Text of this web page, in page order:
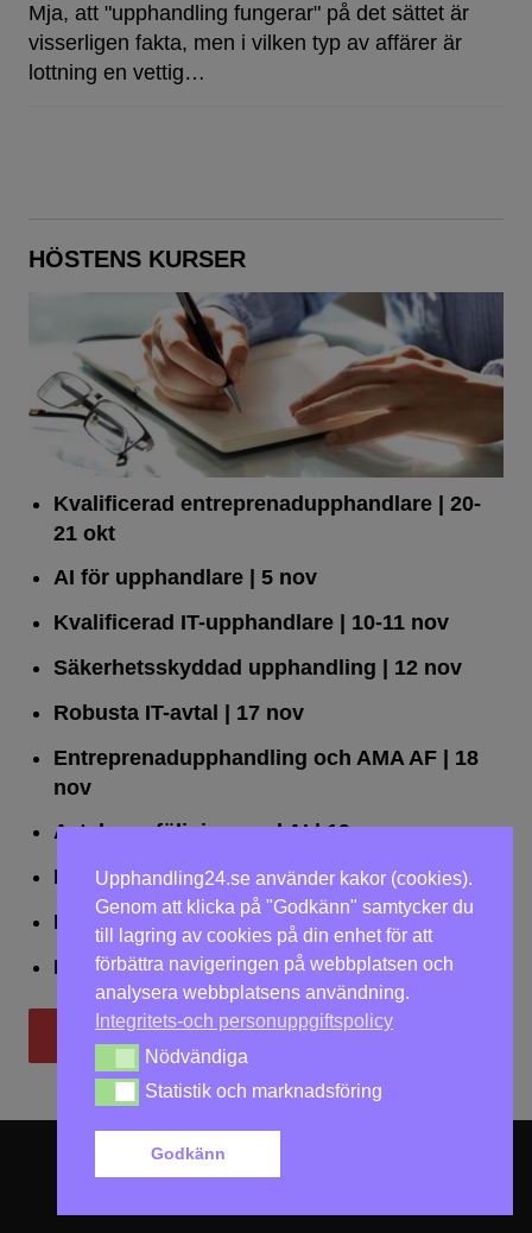
Mja, att "upphandling fungerar" på det sättet är
visserligen fakta, men i vilken typ av affärer är
lottning en vettig…
HÖSTENS KURSER
Kvalificerad entreprenad­upphandlare | 20-
21 okt
AI för upphandlare| 5 nov
Kvalificerad IT-upphandlare| 10-11 nov
Säkerhetsskyddad upphandling | 12 nov
Robusta IT-avtal | 17 nov
Entreprenadupphandling och AMA AF| 18
nov
Avtalsuppföljning med AI| 19 nov
Leda upphandlingar effektivt| 25 nov
Dialogförfaranden | 26 nov
LOU på två dagar| 2-3 dec
Till utbildningar
Upphandling24.se använder kakor (cookies).
Genom att klicka på "Godkänn" samtycker du
till lagring av cookies på din enhet för att
förbättra navigeringen på webbplatsen och
analysera webbplatsens användning.
Integritets-och personuppgiftspolicy
Nödvändiga
Nödvändiga
Statistik och marknadsföring
Statistik och marknadsföring
Godkänn